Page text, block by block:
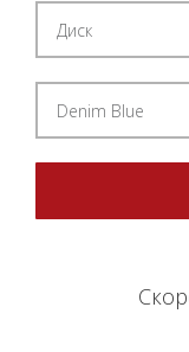
Диск
Denim Blue